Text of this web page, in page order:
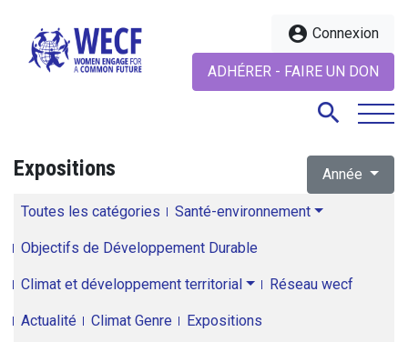
account_circle Connexion
ADHÉRER - FAIRE UN DON
search
Expositions Année
Toutes les catégories Santé-environnement
Objectifs de Développement Durable
Climat et développement territorial Réseau wecf
Actualité Climat Genre Expositions